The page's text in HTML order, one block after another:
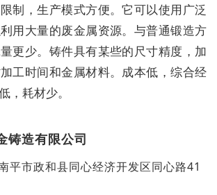
制，生产模式方便。它可以使用广泛
用大量的废金属资源。与普通锻造方
更少。铸件具有某些的尺寸精度，加
工时间和金属材料。成本低，综合经
，耗材少。
铸造有限公司
平市政和县同心经济开发区同心路41